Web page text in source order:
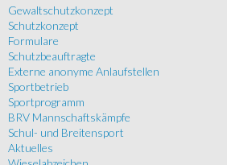
Gewaltschutzkonzept
Schutzkonzept
Formulare
Schutzbeauftragte
Externe anonyme Anlaufstellen
Sportbetrieb
Sportprogramm
BRV Mannschaftskämpfe
Schul- und Breitensport
Aktuelles